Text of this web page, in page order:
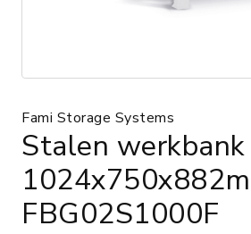
Fami Storage Systems
Stalen werkbank
FBG02S1000F